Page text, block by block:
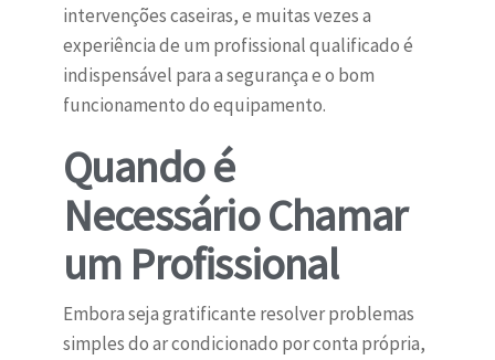
intervenções caseiras, e muitas vezes a
experiência de um profissional qualificado é
indispensável para a segurança e o bom
funcionamento do equipamento.
Quando é
Necessário Chamar
um Profissional
Embora seja gratificante resolver problemas
simples do ar condicionado por conta própria,